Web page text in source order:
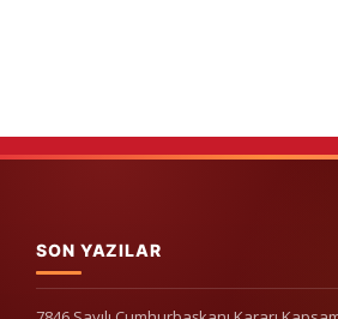
SON YAZILAR